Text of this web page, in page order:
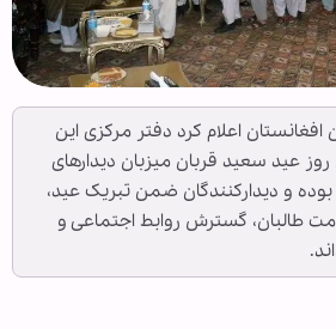
اعلام کرد دفتر مرکزی این
عید سعید قربان میزبان دیدارهای
و دیدارکنندگان ضمن تبریک عید،
طالبان، گسترش روابط اجتماعی و